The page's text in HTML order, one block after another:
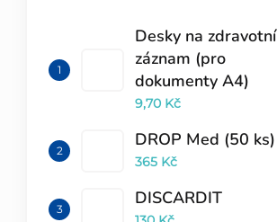
Desky na zdravotní
záznam (pro
dokumenty A4)
9,70 Kč
DROP Med (50 ks)
365 Kč
DISCARDIT